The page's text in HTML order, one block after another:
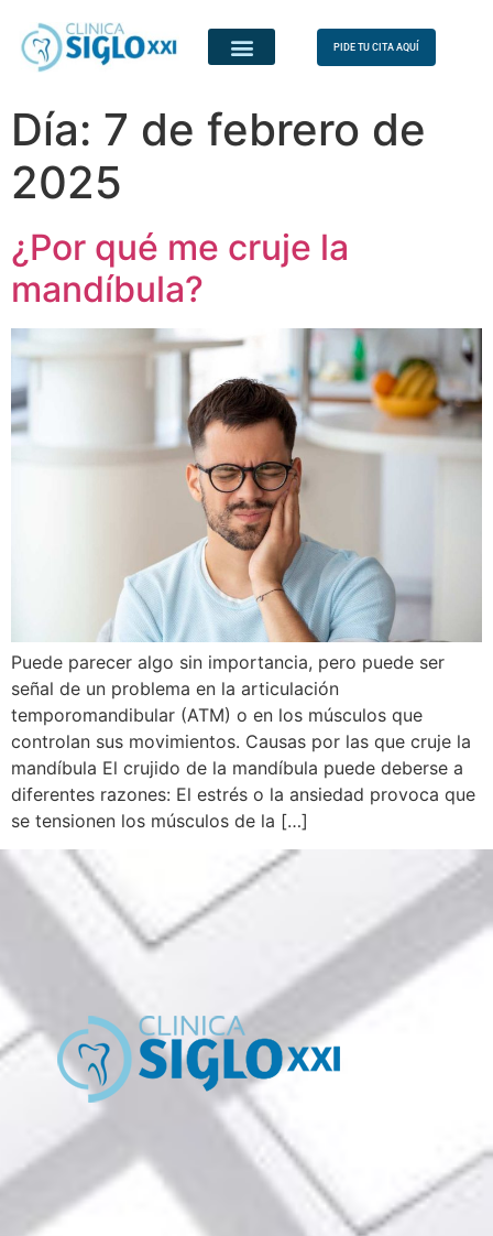
PIDE TU CITA AQUÍ
Día: 7 de febrero de
2025
¿Por qué me cruje la
mandíbula?
Puede parecer algo sin importancia, pero puede ser
señal de un problema en la articulación
temporomandibular (ATM) o en los músculos que
controlan sus movimientos. Causas por las que cruje la
mandíbula El crujido de la mandíbula puede deberse a
diferentes razones: El estrés o la ansiedad provoca que
se tensionen los músculos de la […]